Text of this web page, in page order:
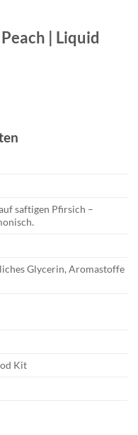
| Liquid
saftigen Pfirsich –
Glycerin, Aromastoffe
Kit